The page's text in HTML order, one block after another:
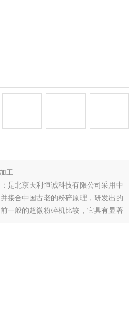
工
是北京天利恒诚科技有限公司采用中
接合中国古老的粉碎原理，研发出的
一般的超微粉碎机比较，它具有显著